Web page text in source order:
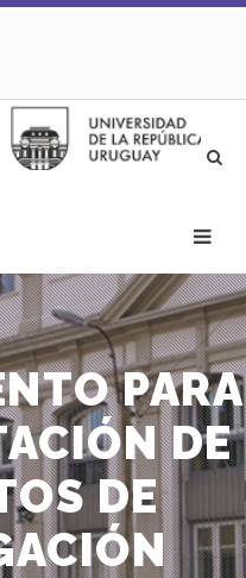
PARA
DE
DE